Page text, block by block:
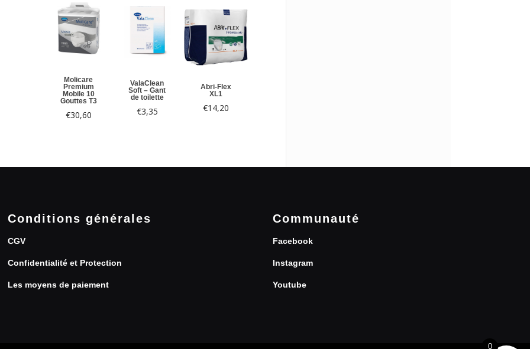
Molicare
Premium
Mobile 10
Gouttes T3
€30,60
ValaClean
Soft – Gant
de toilette
€3,35
Abri-Flex
XL1
€14,20
Conditions générales
CGV
Confidentialité et Protection
Les moyens de paiement
Communauté
Facebook
Instagram
Youtube
0